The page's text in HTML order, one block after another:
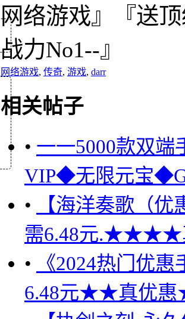
网络游戏』『送
战力No1--』
网络游戏, 传奇, 游戏, darr
相关帖子
• 一一5000款双
VIP◆无限元宝
•
【海洋奏歌（
需6.48元
•
《2024热门优
6.48元★★真优